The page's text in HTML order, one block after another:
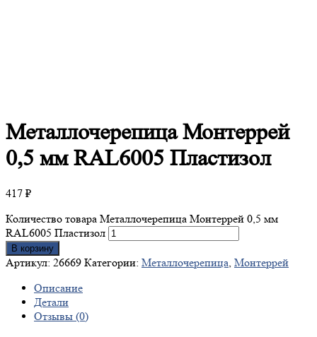
МеталлочерепицаМонтеррей
0,5 мм RAL6005 Пластизол
417 ₽
Количество товара Металлочерепица Монтеррей 0,5 мм
RAL6005 Пластизол
В корзину
Артикул: 26669 Категории: Металлочерепица, Монтеррей
Описание
Детали
Отзывы (0)